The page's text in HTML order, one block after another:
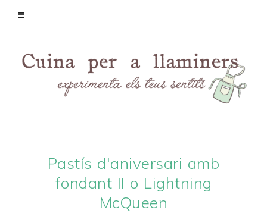
Pastís d'aniversari amb
fondant II o Lightning
McQueen